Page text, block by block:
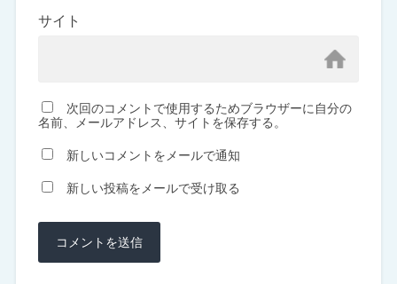
サイト
次回のコメントで使用するためブラウザーに自分の
名前、メールアドレス、サイトを保存する。
新しいコメントをメールで通知
新しい投稿をメールで受け取る